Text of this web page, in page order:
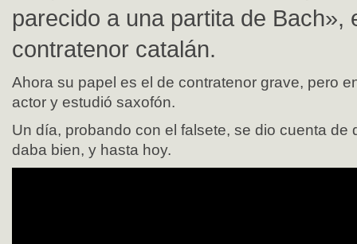
parecido a una partita de Bach»,
contratenor catalán.
Ahora su papel es el de contratenor grave, pero
actor y estudió saxofón.
Un día, probando con el falsete, se dio cuenta de
daba bien, y hasta hoy.